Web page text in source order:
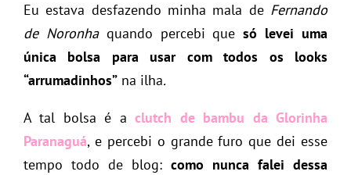
Eu estava desfazendo minha mala de Fernando
de Noronhaquando percebi quesó levei uma
única bolsa para usar com todos os looks
“arrumadinhos” na ilha.
A tal bolsa é aclutch de bambu da Glorinha
Paranaguá, e percebi o grande furo que dei esse
tempo todo de blog: como nunca falei dessa